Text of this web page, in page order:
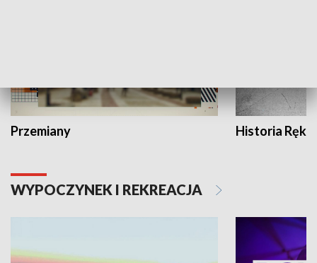
Przemiany Historia Ręką
WYPOCZYNEK I REKREACJA